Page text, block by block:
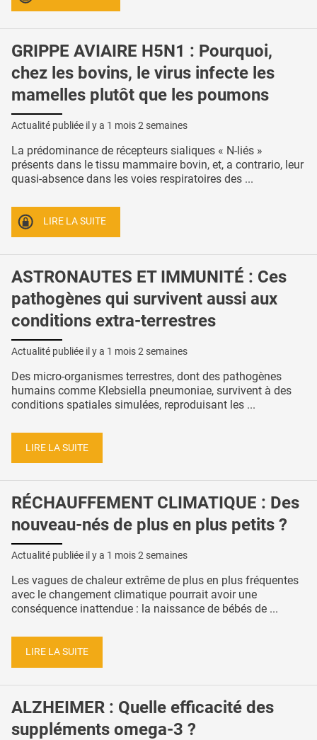
GRIPPE AVIAIRE H5N1 : Pourquoi,
chez les bovins, le virus infecte les
mamelles plutôt que les poumons
Actualité publiée il y a 1 mois 2 semaines
La prédominance de récepteurs sialiques « N-liés »
présents dans le tissu mammaire bovin, et, a contrario, leur
quasi-absence dans les voies respiratoires des ...
LIRE LA SUITE
ASTRONAUTES ET IMMUNITÉ : Ces
pathogènes qui survivent aussi aux
conditions extra-terrestres
Actualité publiée il y a 1 mois 2 semaines
Des micro-organismes terrestres, dont des pathogènes
humains comme Klebsiella pneumoniae, survivent à des
conditions spatiales simulées, reproduisant les ...
LIRE LA SUITE
RÉCHAUFFEMENT CLIMATIQUE : Des
nouveau-nés de plus en plus petits ?
Actualité publiée il y a 1 mois 2 semaines
Les vagues de chaleur extrême de plus en plus fréquentes
avec le changement climatique pourrait avoir une
conséquence inattendue : la naissance de bébés de ...
LIRE LA SUITE
ALZHEIMER : Quelle efficacité des
suppléments omega-3 ?